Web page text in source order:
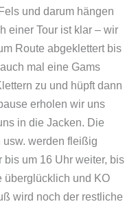
und darum hängen
einer Tour ist klar – wir
Route abgeklettert bis
mal eine Gams
zu und hüpft dann
erholen wir uns
in die Jacken. Die
werden fleißig
um 16 Uhr weiter, bis
überglücklich und KO
wird noch der restliche